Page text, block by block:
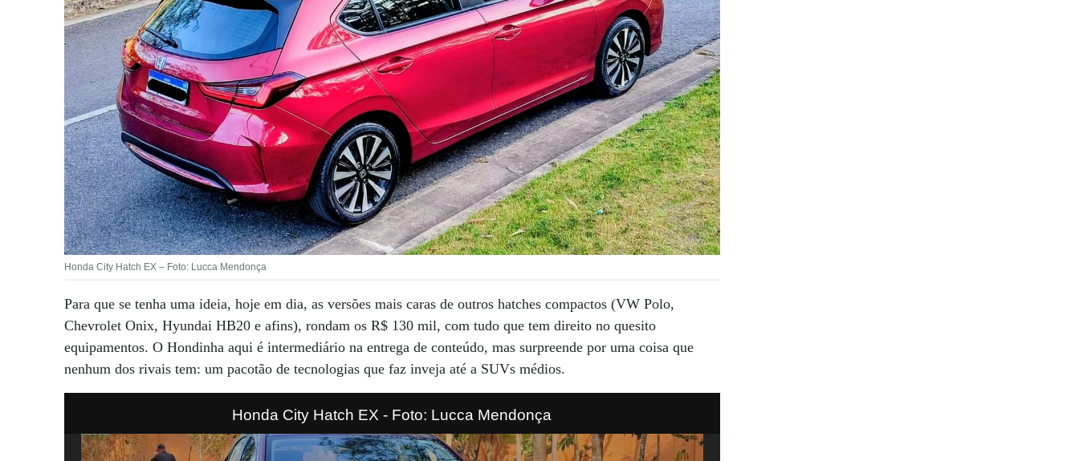
Honda City Hatch EX – Foto: Lucca Mendonça
Para que se tenha uma ideia, hoje em dia, as versões mais caras de outros hatches compactos (VW Polo,
Chevrolet Onix, Hyundai HB20 e afins), rondam os R$ 130 mil, com tudo que tem direito no quesito
equipamentos. O Hondinha aqui é intermediário na entrega de conteúdo, mas surpreende por uma coisa que
nenhum dos rivais tem: um pacotão de tecnologias que faz inveja até a SUVs médios.
Honda City Hatch EX - Foto: Lucca Mendonça